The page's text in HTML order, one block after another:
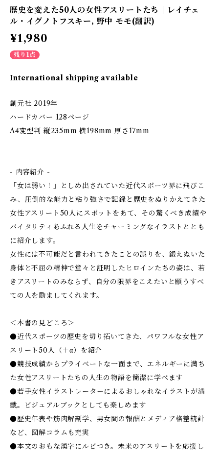
歴史を変えた50人の女性アスリートたち｜レイチェ
ル・イグノトフスキー, 野中 モモ(翻訳)
¥1,980
残り1点
International shipping available
創元社 2019年
ハードカバー 128ページ
A4変型判 縦235mm 横198mm 厚さ17mm
- 内容紹介 -
「女は弱い！」としめ出されていた近代スポーツ界に飛びこ
み、圧倒的な能力と粘り強さで記録と歴史をぬりかえてきた
女性アスリート50人にスポットをあて、その驚くべき成績や
バイタリティあふれる人生をチャーミングなイラストととも
に紹介します。
女性には不可能だと言われてきたことの誤りを、鍛えぬいた
身体と不屈の精神で堂々と証明したヒロインたちの姿は、若
きアスリートのみならず、自分の限界をこえたいと願うすべ
ての人を励ましてくれます。
＜本書の見どころ＞
●近代スポーツの歴史を切り拓いてきた、パワフルな女性ア
スリート50人（＋α）を紹介
●競技成績からプライベートな一面まで、エネルギーに満ち
た女性アスリートたちの人生の物語を簡潔に学べます
●若手女性イラストレーターによるおしゃれなイラストが満
載。ビジュアルブックとしても楽しめます
●歴史年表や筋肉解剖学、男女間の報酬とメディア格差統計
など、図解コラムも充実
●本文のおもな漢字にルビつき。未来のアスリートを応援し